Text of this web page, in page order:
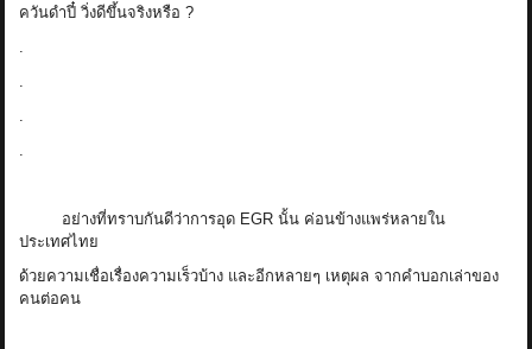
ควันดำปี๋ วิ่งดีขึ้นจริงหรือ ?
อย่างที่ทราบกันดีว่าการอุด EGR นั้น ค่อนข้างแพร่หลายใน
ประเทศไทย
ด้วยความเชื่อเรื่องความเร็วบ้าง และอีกหลายๆ เหตุผล จากคำบอกเล่าของ
คนต่อคน